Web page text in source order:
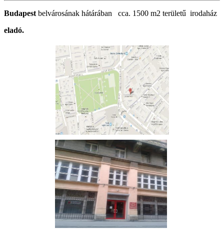
Budapest belvárosának hátárában cca. 1500 m2 területű irodaház
eladó.